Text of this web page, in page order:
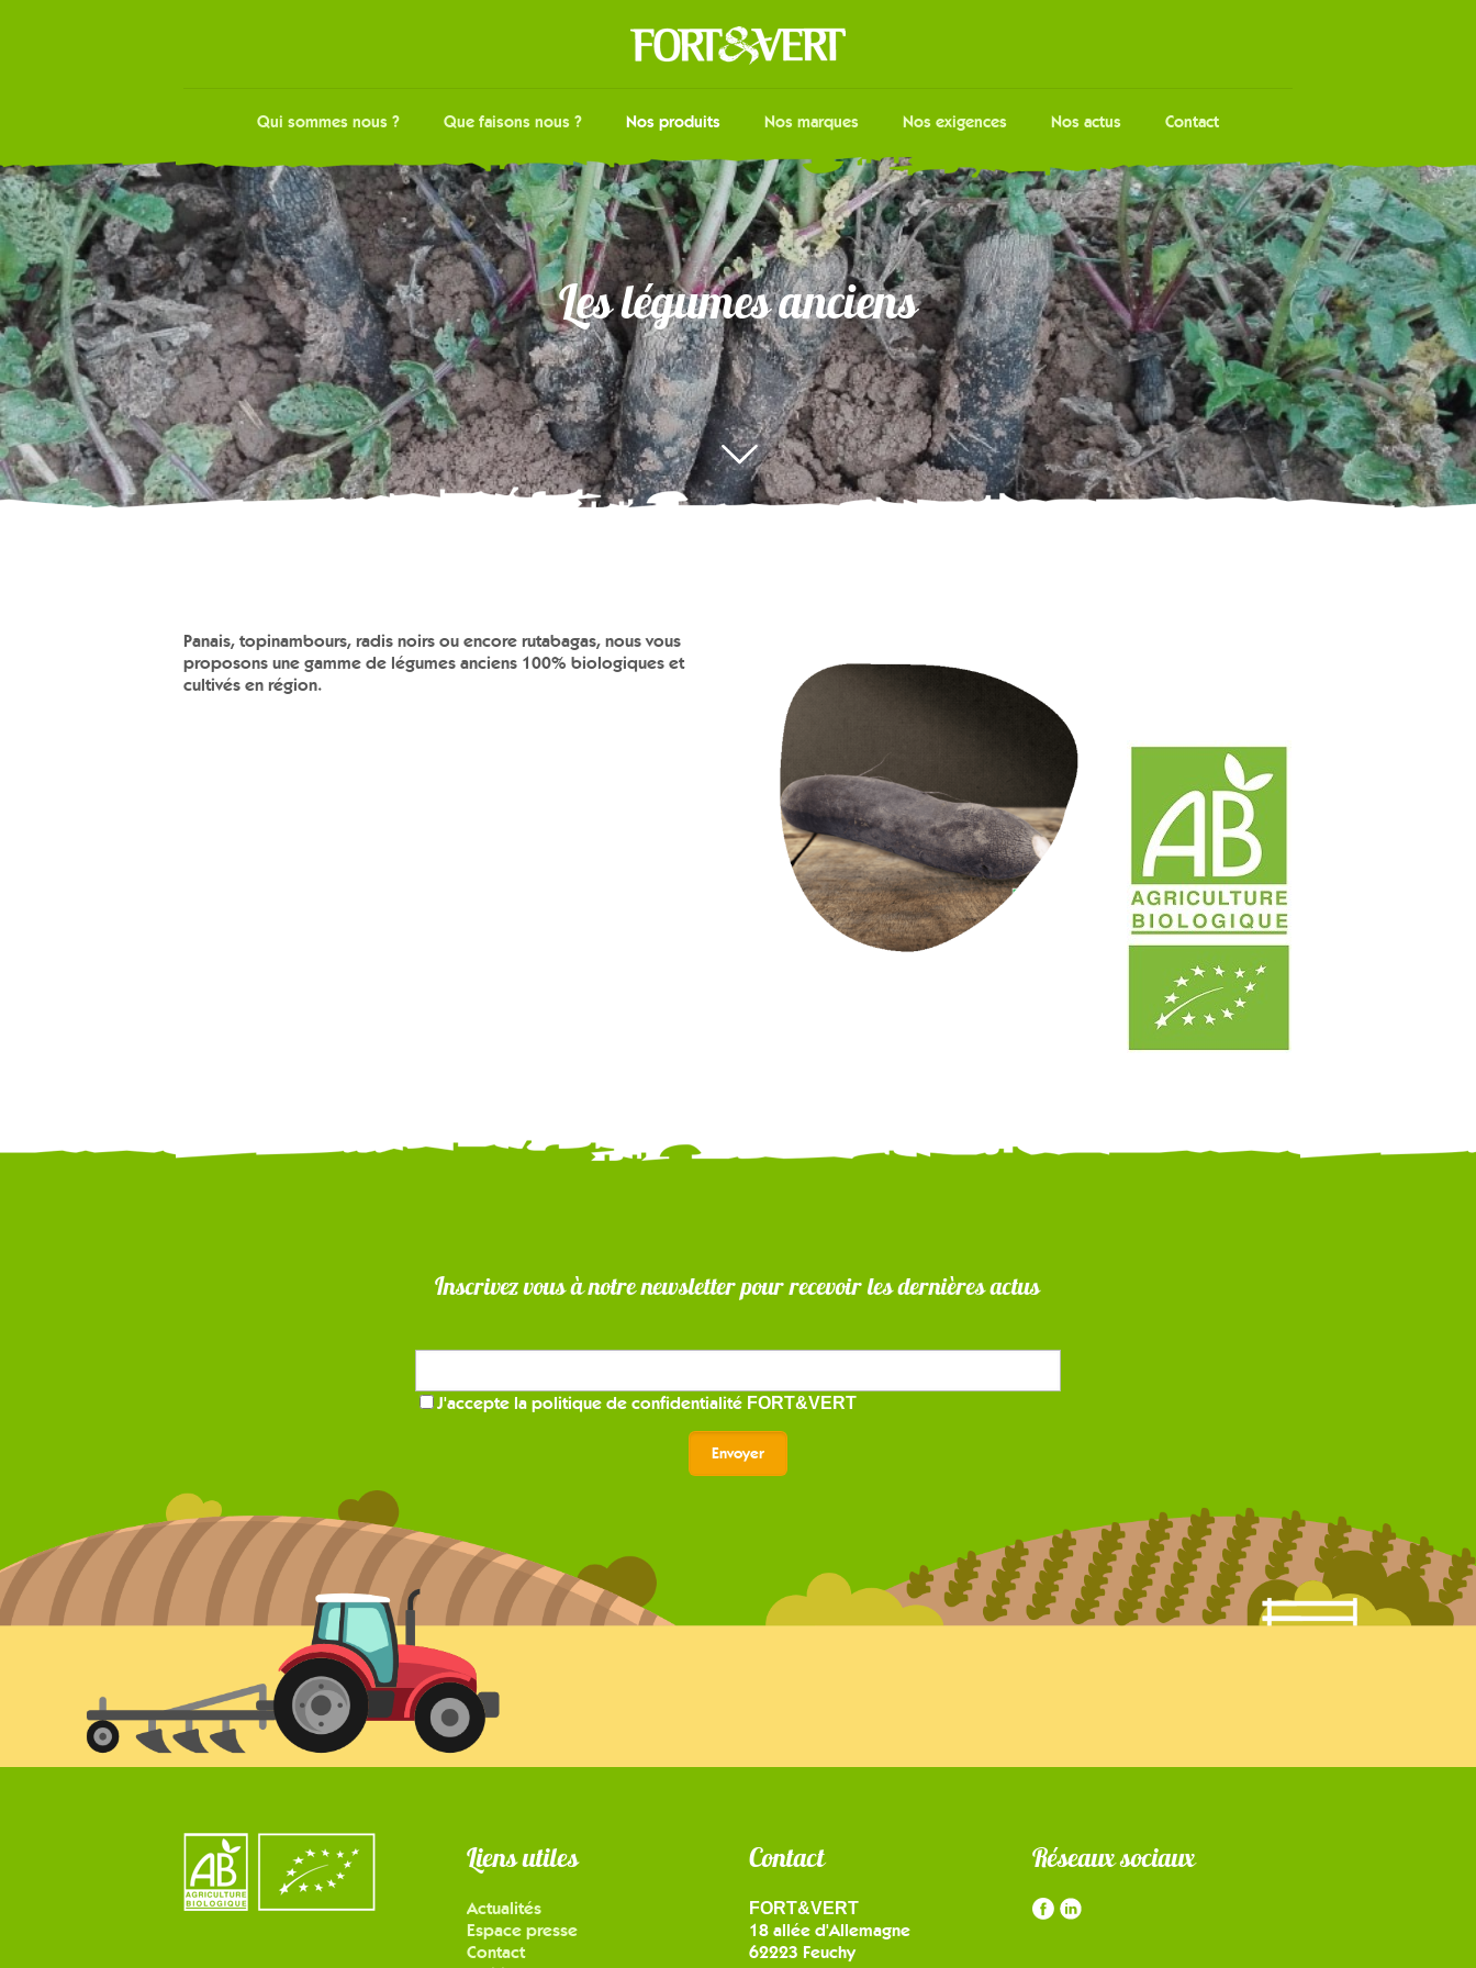
Qui sommes nous ? Que faisons nous ? Nos produits Nos marques Nos exigences Nos actus Contact
Les légumes anciens
Panais, topinambours, radis noirs ou encore rutabagas, nous vous
proposons une gamme de légumes anciens 100% biologiques et
cultivés en région.
Inscrivez vous à notre newsletter pour recevoir les dernières actus
J'accepte la politique de confidentialité FORT&VERT
Liens utiles
Actualités
Espace presse
Contact
Contact
FORT&VERT
18 allée d'Allemagne
62223 Feuchy
Réseaux sociaux